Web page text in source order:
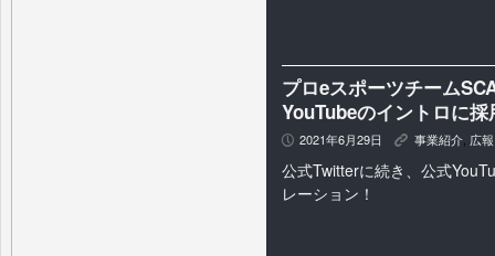
プロeスポーツチーム
YouTubeのイントロに採
P 2021年6月29日 K 事業紹介 広
公式Twitterに続き、公式
レーション！